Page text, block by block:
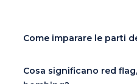
Come imparare le parti
Cosa significano red